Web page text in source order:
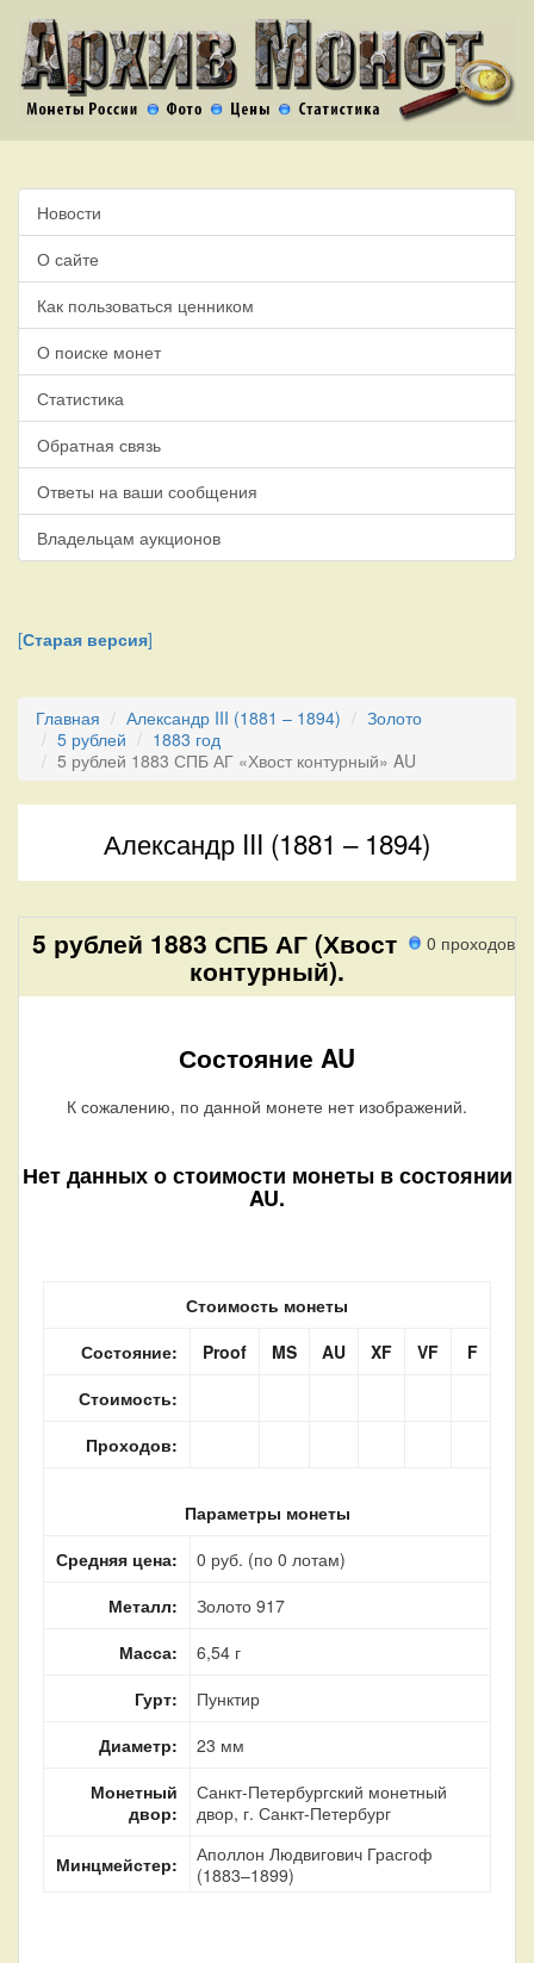
Новости
О сайте
Как пользоваться ценником
О поиске монет
Статистика
Обратная связь
Ответы на ваши сообщения
Владельцам аукционов
[Старая версия]
Главная Александр III (1881 – 1894)
Золото
5 рублей
1883 год
5 рублей 1883 СПБ АГ «Хвост контурный» AU
Александр III (1881 – 1894)
0 проходов
5 рублей 1883 СПБ АГ (Хвост
контурный).
Состояние AU
К сожалению, по данной монете нет изображений.
Нет данных о стоимости монеты в состоянии
AU.
Стоимость монеты
Состояние:
Proof MS AU XF VF
F
Стоимость:
Проходов:
Параметры монеты
Средняя цена:
0 руб. (по 0 лотам)
Металл:
Золото 917
Масса:
6,54 г
Гурт:
Пунктир
Диаметр:
23 мм
Монетный
двор:
Санкт-Петербургский монетный
двор, г. Санкт-Петербург
Минцмейстер:
Аполлон Людвигович Грасгоф
(1883–1899)